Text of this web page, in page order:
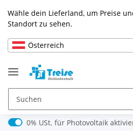
Wähle dein Lieferland, um Preise
Standort zu sehen.
Österreich
0% USt. für Photovoltaik (§ 12
0% USt. für Photovoltaik